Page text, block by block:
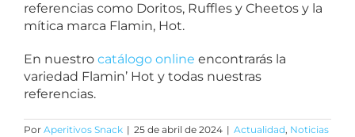
referencias como Doritos, Ruffles y Cheetos y la
mítica marca Flamin, Hot.
En nuestro catálogo online encontrarás la
variedad Flamin’ Hot y todas nuestras
referencias.
Por Aperitivos Snack | 25 de abril de 2024 | Actualidad, Noticias